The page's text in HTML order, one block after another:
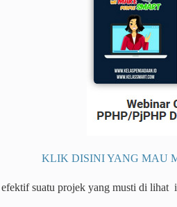
KLIK DISINI YANG MAU
efektif suatu projek yang musti di